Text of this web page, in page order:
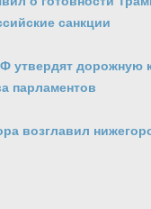
санкции
утвердят дорожную
парламентов
возглавил